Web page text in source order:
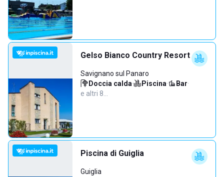
Gelso Bianco Country Resort
Savignano sul Panaro
Doccia calda· Piscina· Bar·
e altri 8…
Piscina di Guiglia
Guiglia